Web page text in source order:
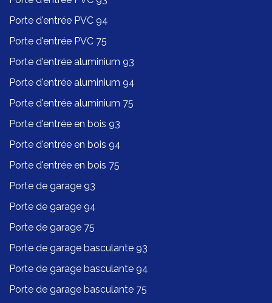
Porte d'entrée PVC 94
Porte d'entrée PVC 75
Porte d'entrée aluminium 93
Porte d'entrée aluminium 94
Porte d'entrée aluminium 75
Porte d'entrée en bois 93
Porte d'entrée en bois 94
Porte d'entrée en bois 75
Porte de garage 93
Porte de garage 94
Porte de garage 75
Porte de garage basculante 93
Porte de garage basculante 94
Porte de garage basculante 75